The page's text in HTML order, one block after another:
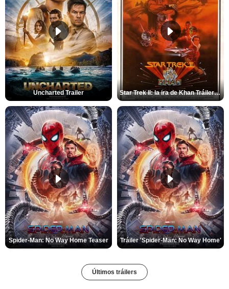
Uncharted Trailer Star Trek II: la ira de Khan Tráiler VO
Spider-Man: No Way Home Teaser Tráiler 'Spider-Man: No Way Home'
Últimos tráilers